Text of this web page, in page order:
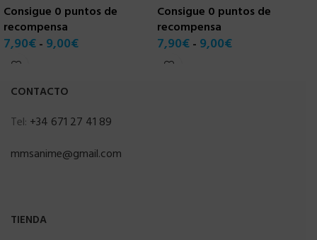
Consigue 0 puntos de
recompensa
7,90€- 9,00€
Consigue 0 puntos de
recompensa
7,90€ - 9,00€
CONTACTO
Tel: +34 671 27 41 89
mmsanime@gmail.com
TIENDA